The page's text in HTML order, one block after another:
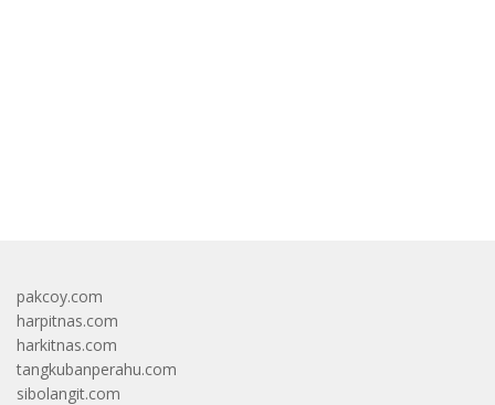
pakcoy.com
harpitnas.com
harkitnas.com
tangkubanperahu.com
sibolangit.com